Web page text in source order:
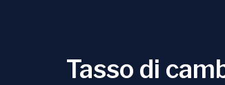
Tasso di